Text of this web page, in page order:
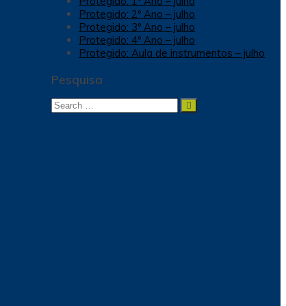
Protegido: 2º Ano – julho
Protegido: 3º Ano – julho
Protegido: 4º Ano – julho
Protegido: Aula de instrumentos – julho
Pesquisa
Search
Search